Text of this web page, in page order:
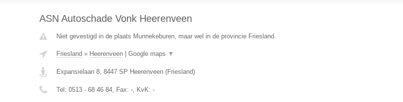
ASN Autoschade Vonk Heerenveen
Niet gevestigd in de plaats Munnekeburen, maar wel in de provincie Friesland.
Friesland » Heerenveen| Google maps ▼
Expansielaan 8, 8447 SP Heerenveen(Friesland)
Tel: 0513 - 68 46 84, Fax: -, KvK: -